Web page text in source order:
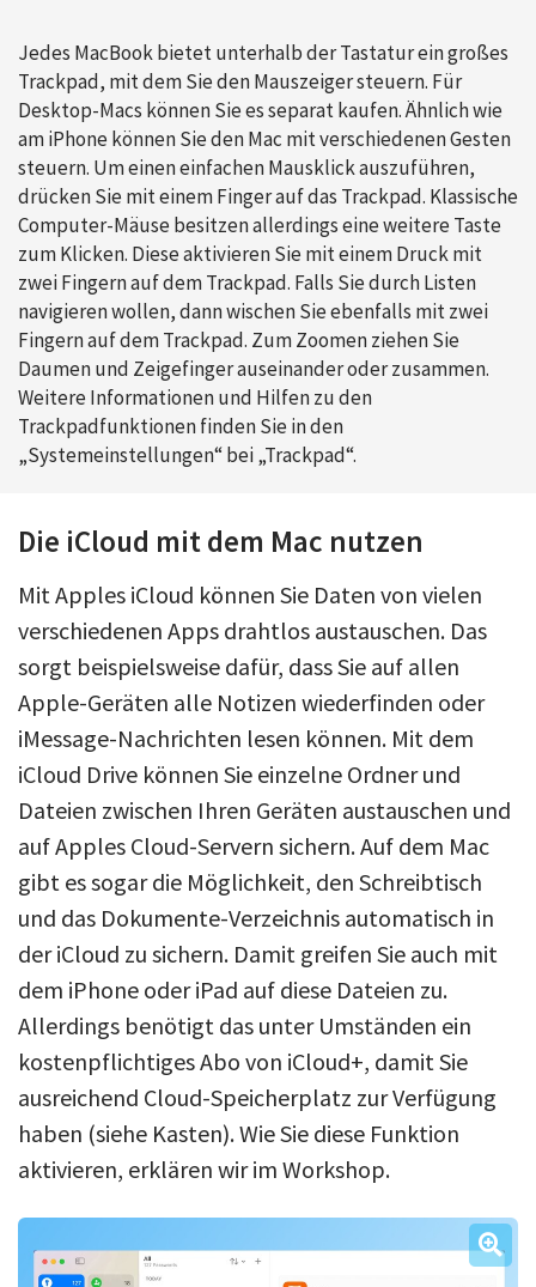
Jedes MacBook bietet unterhalb der Tastatur ein großes
Trackpad, mit dem Sie den Mauszeiger steuern. Für
Desktop-Macs können Sie es separat kaufen. Ähnlich wie
am iPhone können Sie den Mac mit verschiedenen Gesten
steuern. Um einen einfachen Mausklick auszuführen,
drücken Sie mit einem Finger auf das Trackpad. Klassische
Computer-Mäuse besitzen allerdings eine weitere Taste
zum Klicken. Diese aktivieren Sie mit einem Druck mit
zwei Fingern auf dem Trackpad. Falls Sie durch Listen
navigieren wollen, dann wischen Sie ebenfalls mit zwei
Fingern auf dem Trackpad. Zum Zoomen ziehen Sie
Daumen und Zeigefinger auseinander oder zusammen.
Weitere Informationen und Hilfen zu den
Trackpadfunktionen finden Sie in den
„Systemeinstellungen“ bei „Trackpad“.
Die iCloud mit dem Mac nutzen
Mit Apples iCloud können Sie Daten von vielen
verschiedenen Apps drahtlos austauschen. Das
sorgt beispielsweise dafür, dass Sie auf allen
Apple-Geräten alle Notizen wiederfinden oder
iMessage-Nachrichten lesen können. Mit dem
iCloud Drive können Sie einzelne Ordner und
Dateien zwischen Ihren Geräten austauschen und
auf Apples Cloud-Servern sichern. Auf dem Mac
gibt es sogar die Möglichkeit, den Schreibtisch
und das Dokumente-Verzeichnis automatisch in
der iCloud zu sichern. Damit greifen Sie auch mit
dem iPhone oder iPad auf diese Dateien zu.
Allerdings benötigt das unter Umständen ein
kostenpflichtiges Abo von iCloud+, damit Sie
ausreichend Cloud-Speicherplatz zur Verfügung
haben (siehe Kasten). Wie Sie diese Funktion
aktivieren, erklären wir im Workshop.